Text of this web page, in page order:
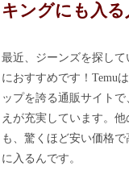
キングにも入
最近、ジーンズを探して
におすすめです！Temu
ップを誇る通販サイト
えが充実しています。
も、驚くほど安い価格
に入るんです。